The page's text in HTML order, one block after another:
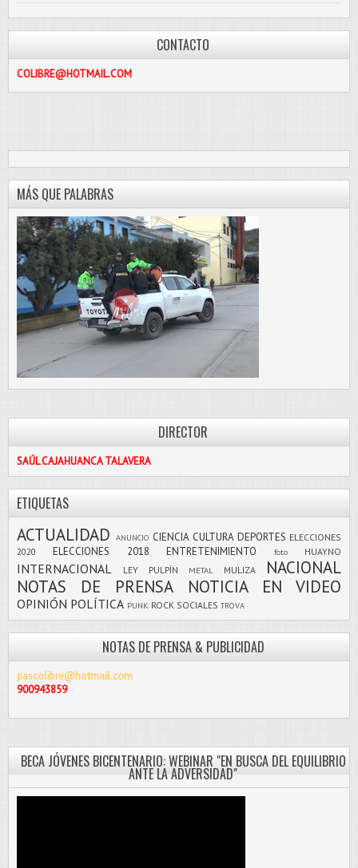
CONTACTO
MÁS QUE PALABRAS
DIRECTOR
SAÚL CAJAHUANCA TALAVERA
ETIQUETAS
ACTUALIDAD ANUNCIO CIENCIA CULTURA DEPORTES ELECCIONES
2020
ELECCIONES 2018 ENTRETENIMIENTO foto HUAYNO
INTERNACIONAL LEY PULPÍN METAL MULIZA
NACIONAL
NOTAS DE PRENSA
NOTICIA EN VIDEO
OPINIÓN POLÍTICA PUNK ROCK SOCIALES TROVA
NOTAS DE PRENSA & PUBLICIDAD
pascolibre@hotmail.com
900943859
BECA JÓVENES BICENTENARIO: WEBINAR "EN BUSCA DEL EQUILIBRIO
ANTE LA ADVERSIDAD"